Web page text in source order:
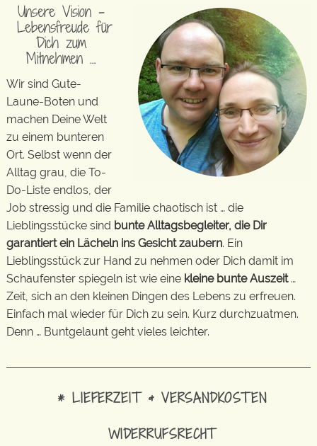
Unsere Vision –
Lebensfreude für
Dich zum
Mitnehmen …
Wir sind Gute-
Laune-Boten und
machen Deine Welt
zu einem bunteren
Ort. Selbst wenn der
Alltag grau, die To-
Do-Liste endlos, der
Job stressig und die Familie chaotisch ist … die
Lieblingsstücke sind bunte Alltagsbegleiter, die Dir
garantiert ein Lächeln ins Gesicht zaubern. Ein
Lieblingsstück zur Hand zu nehmen oder Dich damit im
Schaufenster spiegeln ist wie eine kleine bunte Auszeit…
Zeit, sich an den kleinen Dingen des Lebens zu erfreuen.
Einfach mal wieder für Dich zu sein. Kurz durchzuatmen.
Denn … Buntgelaunt geht vieles leichter.
* LIEFERZEIT & VERSANDKOSTEN
WIDERRUFSRECHT